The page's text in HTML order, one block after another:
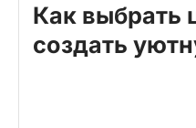
Как выбрать
создать